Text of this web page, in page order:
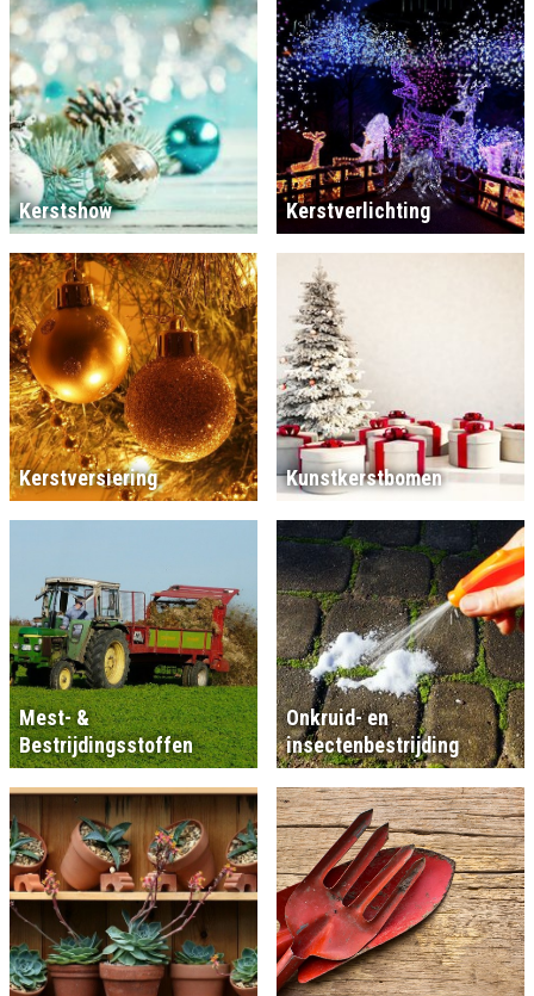
Kerstshow Kerstverlichting
Kerstversiering Kunstkerstbomen
Mest- &
Bestrijdingsstoffen
Onkruid- en
insectenbestrijding